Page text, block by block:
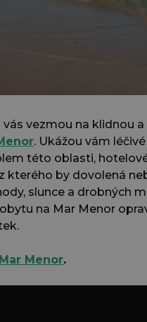
vás vezmou na klidnou
. Ukážou vám
této oblasti,
kterého by dovolená
slunce a drobných
na Mar Menor
Mar Menor.